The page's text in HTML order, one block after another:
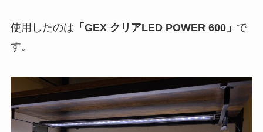
使用したのは 「GEX クリアLED POWER 600」 で
す。